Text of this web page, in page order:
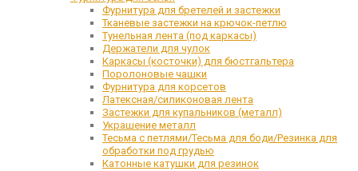
Фурнитура для бретелей и застежки
Тканевые застежки на крючок-петлю
Тунельная лента (под каркасы)
Держатели для чулок
Каркасы (косточки) для бюстгальтера
Поролоновые чашки
Фурнитура для корсетов
Латексная/силиконовая лента
Застежки для купальников (металл)
Украшение металл
Тесьма с петлями/Тесьма для боди/Резинка для
обработки под грудью
Катонные катушки для резинок